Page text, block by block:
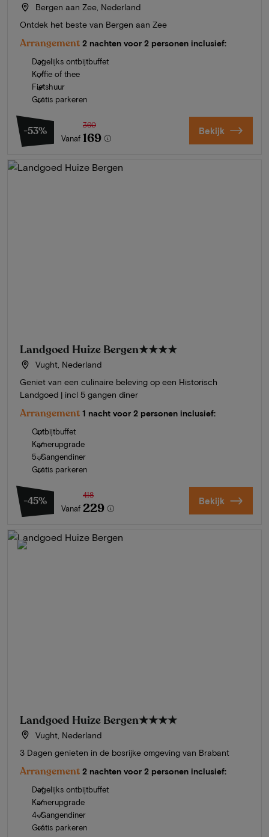
Bergen aan Zee, Nederland
Ontdek het beste van Bergen aan Zee
Arrangement 2 nachten voor 2 personen inclusief:
Dagelijks ontbijtbuffet
Koffie of thee
Fietshuur
Gratis parkeren
-53%
Vanaf
360
169 Bekijk
Landgoed Huize Bergen★★★★
Vught, Nederland
Geniet van een culinaire beleving op een Historisch
Landgoed | incl 5 gangen diner
Arrangement 1 nacht voor 2 personen inclusief:
Ontbijtbuffet
Kamerupgrade
5-Gangendiner
Gratis parkeren
-45%
Vanaf
418
229 Bekijk
Landgoed Huize Bergen★★★★
Vught, Nederland
3 Dagen genieten in de bosrijke omgeving van Brabant
Arrangement 2 nachten voor 2 personen inclusief:
Dagelijks ontbijtbuffet
Kamerupgrade
4-Gangendiner
Gratis parkeren